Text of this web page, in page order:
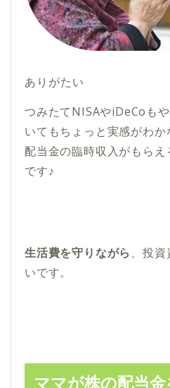
ありがたい
つみたてNISAやiDeCoも
いてもちょっと実感がわか
配当金の臨時収入がもら
です♪
生活費を守りながら 、投
いです。
ママが株の配当